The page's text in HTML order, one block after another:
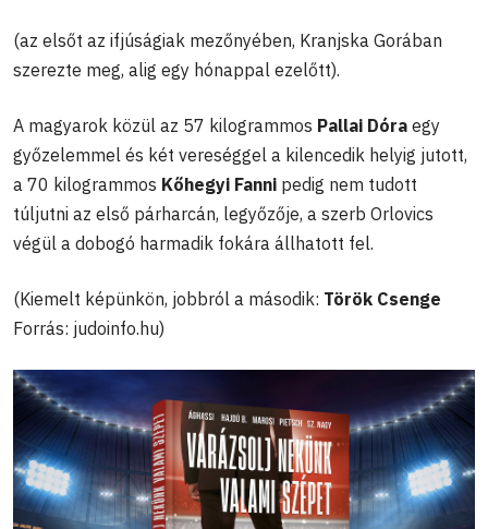
(az elsőt az ifjúságiak mezőnyében, Kranjska Gorában
szerezte meg, alig egy hónappal ezelőtt).
A magyarok közül az 57 kilogrammos Pallai Dóra egy
győzelemmel és két vereséggel a kilencedik helyig jutott,
a 70 kilogrammos Kőhegyi Fanni pedig nem tudott
túljutni az első párharcán, legyőzője, a szerb Orlovics
végül a dobogó harmadik fokára állhatott fel.
(Kiemelt képünkön, jobbról a második: Török Csenge
Forrás: judoinfo.hu)